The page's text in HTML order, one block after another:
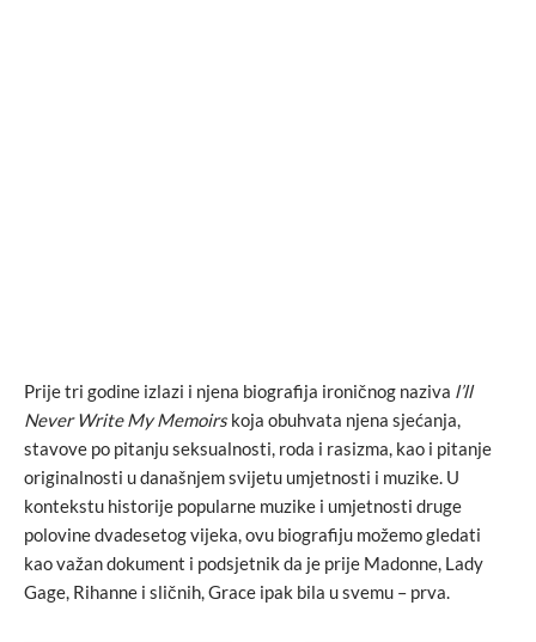
Prije tri godine izlazi i njena biografija ironičnog naziva l’ll
Never Write My Memoirskoja obuhvata njena sjećanja,
stavove po pitanju seksualnosti, roda i rasizma, kao i pitanje
originalnosti u današnjem svijetu umjetnosti i muzike. U
kontekstu historije popularne muzike i umjetnosti druge
polovine dvadesetog vijeka, ovu biografiju možemo gledati
kao važan dokument i podsjetnik da je prije Madonne, Lady
Gage, Rihanne i sličnih, Grace ipak bila u svemu – prva.